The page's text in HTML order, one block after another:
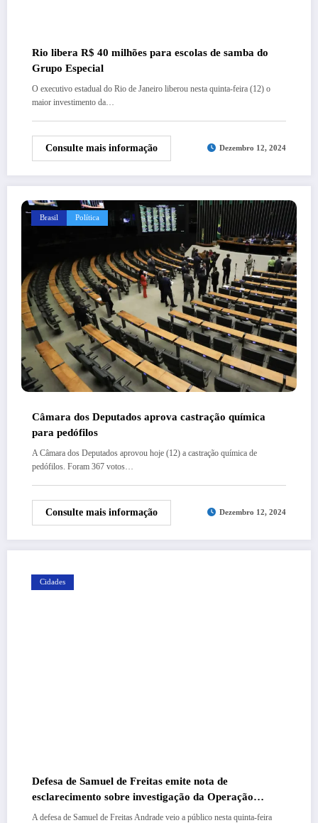
Rio libera R$ 40 milhões para escolas de samba do
Grupo Especial
O executivo estadual do Rio de Janeiro liberou nesta quinta-feira (12) o
maior investimento da…
Consulte mais informação Dezembro 12, 2024
Brasil Política
Câmara dos Deputados aprova castração química
para pedófilos
A Câmara dos Deputados aprovou hoje (12) a castração química de
pedófilos. Foram 367 votos…
Consulte mais informação Dezembro 12, 2024
Cidades
Defesa de Samuel de Freitas emite nota de
esclarecimento sobre investigação da Operação
Mascarado
A defesa de Samuel de Freitas Andrade veio a público nesta quinta-feira